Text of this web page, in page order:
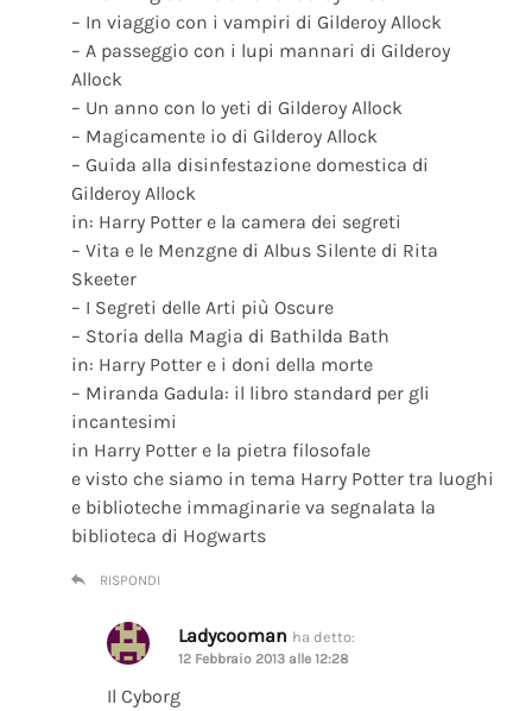
– In viaggio con i vampiri di Gilderoy Allock
– A passeggio con i lupi mannari di Gilderoy
Allock
– Un anno con lo yeti di Gilderoy Allock
– Magicamente io di Gilderoy Allock
– Guida alla disinfestazione domestica di
Gilderoy Allock
in: Harry Potter e la camera dei segreti
– Vita e le Menzgne di Albus Silente di Rita
Skeeter
– I Segreti delle Arti più Oscure
– Storia della Magia di Bathilda Bath
in: Harry Potter e i doni della morte
– Miranda Gadula: il libro standard per gli
incantesimi
in Harry Potter e la pietra filosofale
e visto che siamo in tema Harry Potter tra luoghi
e biblioteche immaginarie va segnalata la
biblioteca di Hogwarts
RISPONDI
Ladycooman ha detto:
12 Febbraio 2013 alle 12:28
Il Cyborg